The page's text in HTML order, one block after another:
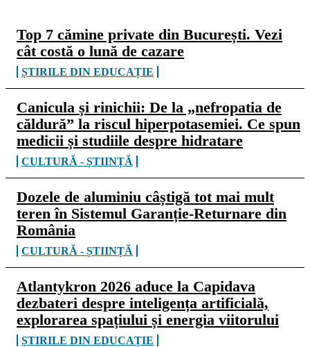
Top 7 cămine private din București. Vezi
cât costă o lună de cazare
ȘTIRILE DIN EDUCAȚIE
Canicula și rinichii: De la „nefropatia de
căldură” la riscul hiperpotasemiei. Ce spun
medicii și studiile despre hidratare
CULTURĂ - ȘTIINȚĂ
Dozele de aluminiu câștigă tot mai mult
teren în Sistemul Garanție-Returnare din
România
CULTURĂ - ȘTIINȚĂ
Atlantykron 2026 aduce la Capidava
dezbateri despre inteligența artificială,
explorarea spațiului și energia viitorului
ȘTIRILE DIN EDUCAȚIE